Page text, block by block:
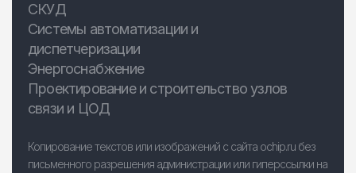
СКУД
Системы автоматизации и
диспетчеризации
Энергоснабжение
Проектирование и строительство узлов
связи и ЦОД
Копирование текстов или изображений с сайта ochip.ru без
письменного разрешения администрации или гиперссылки на